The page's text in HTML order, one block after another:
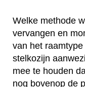
Welke methode
vervangen en
van het
stelkozijn
mee te houden
nog bovenop de